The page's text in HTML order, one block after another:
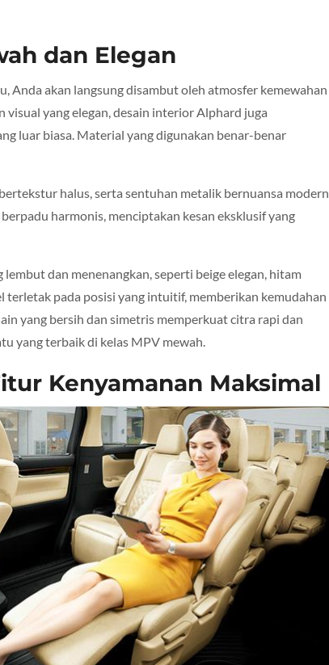
dan Elegan
akan langsung disambut oleh atmosfer kemewahan
yang elegan, desain interior Alphard juga
luar biasa. Material yang digunakan benar-benar
halus, serta sentuhan metalik bernuansa modern
harmonis, menciptakan kesan eksklusif yang
dan menenangkan, seperti beige elegan, hitam
terletak pada posisi yang intuitif, memberikan kemudahan
yang bersih dan simetris memperkuat citra rapi dan
yang terbaik di kelas MPV mewah.
Kenyamanan Maksimal